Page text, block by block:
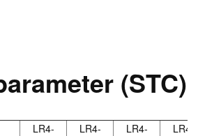
(STC)
LR4-
LR4-
LR4-
LR4-